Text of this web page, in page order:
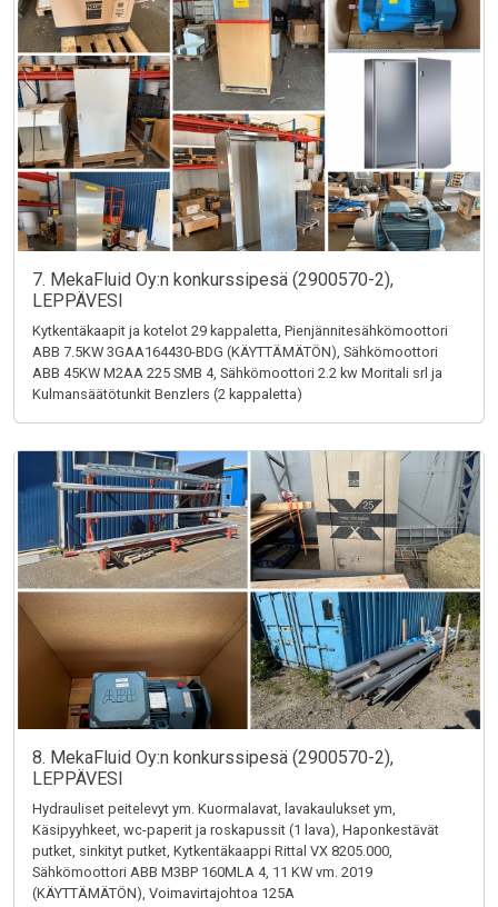
7. MekaFluid Oy:n konkurssipesä (2900570-2),
LEPPÄVESI
Kytkentäkaapit ja kotelot 29 kappaletta, Pienjännitesähkömoottori
ABB 7.5KW 3GAA164430-BDG (KÄYTTÄMÄTÖN), Sähkömoottori
ABB 45KW M2AA 225 SMB 4, Sähkömoottori 2.2 kw Moritali srl ja
Kulmansäätötunkit Benzlers (2 kappaletta)
8. MekaFluid Oy:n konkurssipesä (2900570-2),
LEPPÄVESI
Hydrauliset peitelevyt ym. Kuormalavat, lavakaulukset ym,
Käsipyyhkeet, wc-paperit ja roskapussit (1 lava), Haponkestävät
putket, sinkityt putket, Kytkentäkaappi Rittal VX 8205.000,
Sähkömoottori ABB M3BP 160MLA 4, 11 KW vm. 2019
(KÄYTTÄMÄTÖN), Voimavirtajohtoa 125A